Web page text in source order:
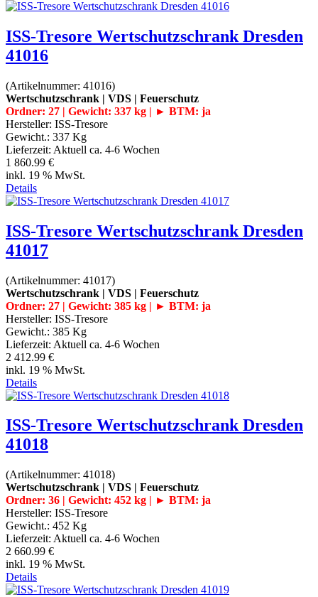
ISS-Tresore Wertschutzschrank Dresden
41016
(Artikelnummer: 41016)
Wertschutzschrank | VDS | Feuerschutz
Ordner: 27 | Gewicht: 337 kg | ► BTM: ja
Hersteller: ISS-Tresore
Gewicht.: 337 Kg
Lieferzeit: Aktuell ca. 4-6 Wochen
1 860.99 €
inkl. 19 % MwSt.
Details
ISS-Tresore Wertschutzschrank Dresden
41017
(Artikelnummer: 41017)
Wertschutzschrank | VDS | Feuerschutz
Ordner: 27 | Gewicht: 385 kg | ► BTM: ja
Hersteller: ISS-Tresore
Gewicht.: 385 Kg
Lieferzeit: Aktuell ca. 4-6 Wochen
2 412.99 €
inkl. 19 % MwSt.
Details
ISS-Tresore Wertschutzschrank Dresden
41018
(Artikelnummer: 41018)
Wertschutzschrank | VDS | Feuerschutz
Ordner: 36 | Gewicht: 452 kg | ► BTM: ja
Hersteller: ISS-Tresore
Gewicht.: 452 Kg
Lieferzeit: Aktuell ca. 4-6 Wochen
2 660.99 €
inkl. 19 % MwSt.
Details